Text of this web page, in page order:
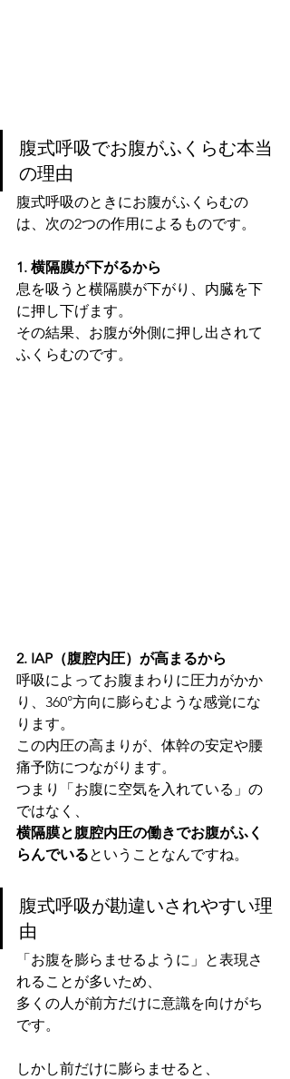
腹式呼吸でお腹がふくらむ本当
の理由
腹式呼吸のときにお腹がふくらむの
は、次の2つの作用によるものです。
1. 横隔膜が下がるから
息を吸うと横隔膜が下がり、内臓を下
に押し下げます。
その結果、お腹が外側に押し出されて
ふくらむのです。
2. IAP（腹腔内圧）が高まるから
呼吸によってお腹まわりに圧力がかか
り、360°方向に膨らむような感覚にな
ります。
この内圧の高まりが、体幹の安定や腰
痛予防につながります。
つまり「お腹に空気を入れている」の
ではなく、
横隔膜と腹腔内圧の働きでお腹がふく
らんでいるということなんですね。
腹式呼吸が勘違いされやすい理
由
「お腹を膨らませるように」と表現さ
れることが多いため、
多くの人が前方だけに意識を向けがち
です。
しかし前だけに膨らませると、